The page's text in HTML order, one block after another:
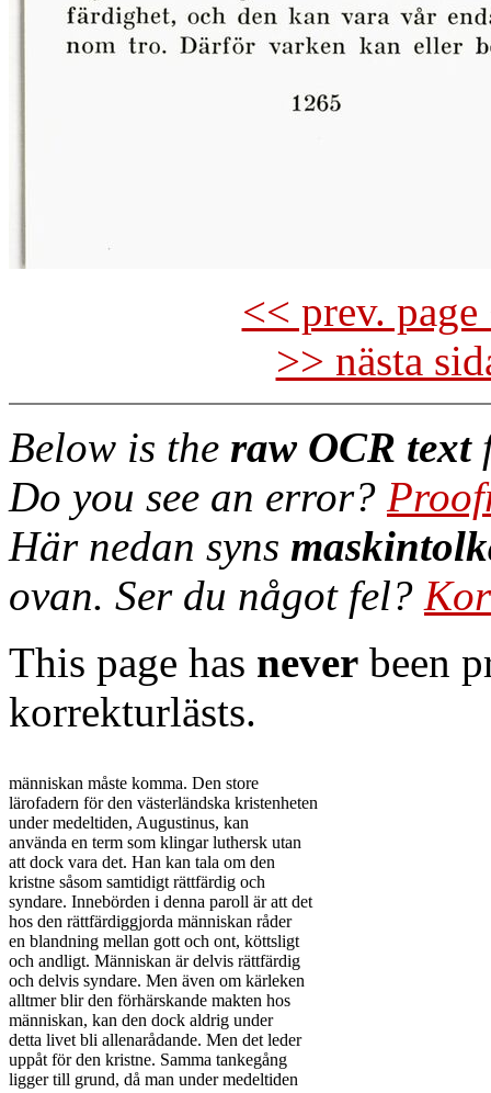
<< prev.
>> nästa
Below is the raw OCR text
Do you see an error?
Här nedan syns
ovan. Ser du något fel?
This page has never been
korrekturlästs.
människan måste komma. Den store
lärofadern för den västerländska kristenheten
under medeltiden, Augustinus, kan
använda en term som klingar luthersk utan
att dock vara det. Han kan tala om den
kristne såsom samtidigt rättfärdig och
syndare. Innebörden i denna paroll är att det
hos den rättfärdiggjorda människan råder
en blandning mellan gott och ont, köttsligt
och andligt. Människan är delvis rättfärdig
och delvis syndare. Men även om kärleken
alltmer blir den förhärskande makten hos
människan, kan den dock aldrig under
detta livet bli allenarådande. Men det leder
uppåt för den kristne. Samma tankegång
ligger till grund, då man under medeltiden